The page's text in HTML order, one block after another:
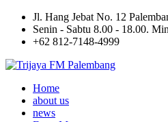
Jl. Hang Jebat No. 12
Senin - Sabtu 8.00 - 18.00.
+62 812-7148-4999
Home
about us
news